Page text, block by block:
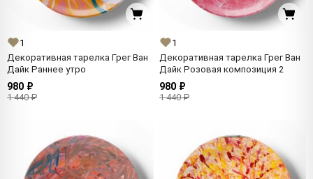
1
Декоративная тарелка Грег Ван
Дайк Раннее утро
980 ₽
1 440 ₽
1
Декоративная тарелка Грег Ван
Дайк Розовая композиция 2
980 ₽
1 440 ₽